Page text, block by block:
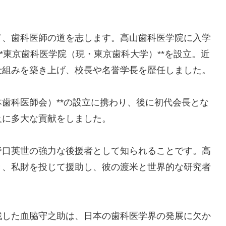
歯科医師の道を志します。高山歯科医学院に入学
京歯科医学院（現・東京歯科大学）**を設立。近
みを築き上げ、校長や名誉学長を歴任しました。
科医師会）**の設立に携わり、後に初代会長とな
多大な貢献をしました。
英世の強力な後援者として知られることです。高
私財を投じて援助し、彼の渡米と世界的な研究者
た血脇守之助は、日本の歯科医学界の発展に欠か